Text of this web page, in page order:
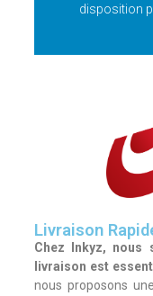
disposition
Livraison
Chez Inkyz,
livraison est
nous proposons